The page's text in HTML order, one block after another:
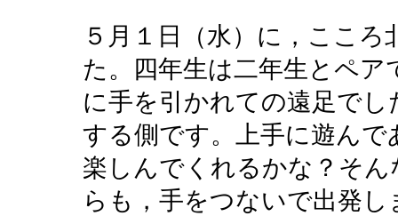
５月１日（水）に，ここ
た。四年生は二年生とペ
に手を引かれての遠足で
する側です。上手に遊ん
楽しんでくれるかな？そ
らも，手をつないで出発し